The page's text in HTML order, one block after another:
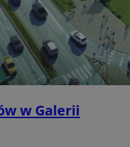
w Galerii